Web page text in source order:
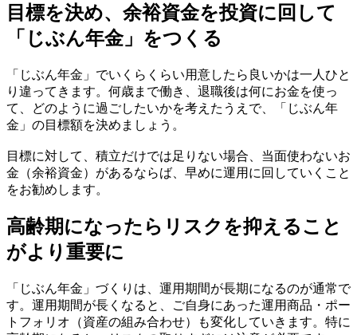
目標を決め、余裕資金を投資に回して
「じぶん年金」をつくる
「じぶん年金」でいくらくらい用意したら良いかは一人ひと
り違ってきます。何歳まで働き、退職後は何にお金を使っ
て、どのように過ごしたいかを考えたうえで、「じぶん年
金」の目標額を決めましょう。
目標に対して、積立だけでは足りない場合、当面使わないお
金（余裕資金）があるならば、早めに運用に回していくこと
をお勧めします。
高齢期になったらリスクを抑えること
がより重要に
「じぶん年金」づくりは、運用期間が長期になるのが通常で
す。運用期間が長くなると、ご自身にあった運用商品・ポー
トフォリオ（資産の組み合わせ）も変化していきます。特に